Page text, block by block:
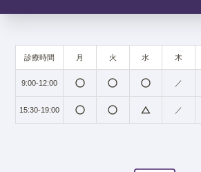
診療時間 月 火 水 木
9:00-12:00 radio_button_unchecked radio_button_unchecked radio_button_unchecked ／
15:30-19:00 radio_button_unchecked radio_button_unchecked change_history ／